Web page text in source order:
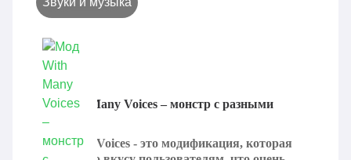
Мод With Many Voices – монстр с разными
голосами
With Many Voices - это модификация, которая